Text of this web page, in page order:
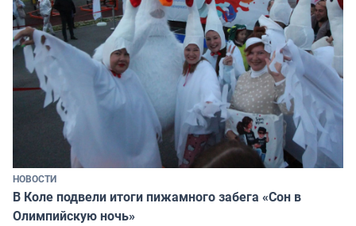
НОВОСТИ
В Коле подвели итоги пижамного забега «Сон в
Олимпийскую ночь»